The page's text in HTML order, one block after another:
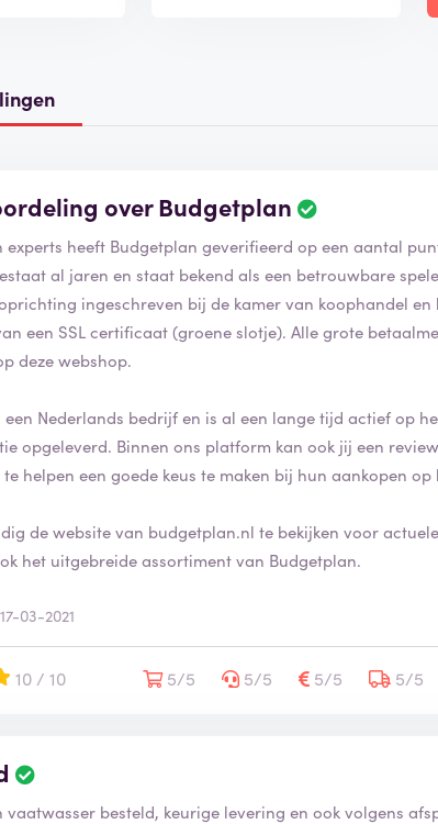
over Budgetplan
experts heeft Budgetplan geverifieerd op een aantal
al jaren en staat bekend als een betrouwbare
ingeschreven bij de kamer van koophandel en
een SSL certificaat (groene slotje). Alle grote
deze webshop.
Nederlands bedrijf en is al een lange tijd actief op
opgeleverd. Binnen ons platform kan ook jij een
helpen een goede keus te maken bij hun aankopen
de website van budgetplan.nl te bekijken voor
het uitgebreide assortiment van Budgetplan.
03-2021
10 / 10 5/5 5/5 5/5 5/5
vaatwasser besteld, keurige levering en ook volgens